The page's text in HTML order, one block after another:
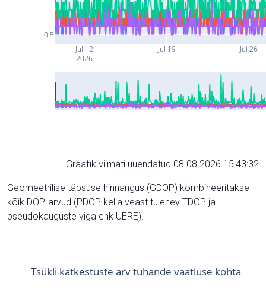
Jul 12
2026
Jul 19 Jul 26
0.5
Graafik viimati uuendatud 08.08.2026 15:43:32
Geomeetrilise täpsuse hinnangus (GDOP) kombineeritakse
kõik DOP-arvud (PDOP, kella veast tulenev TDOP ja
pseudokauguste viga ehk UERE).
Tsükli katkestuste arv tuhande vaatluse kohta